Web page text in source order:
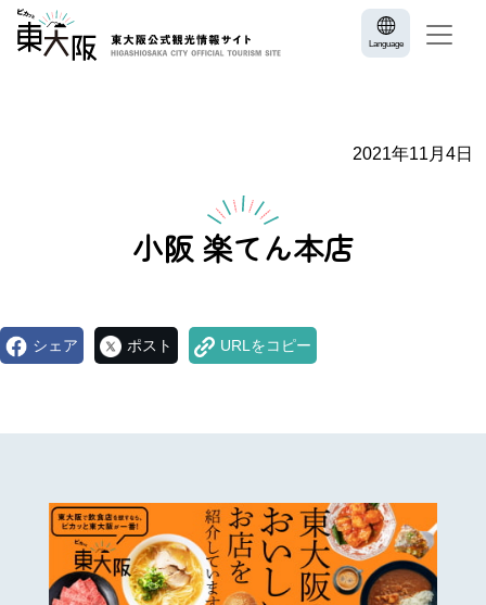
Language
2021年11月4日
小阪 楽てん本店
シェア ポスト URLをコピー